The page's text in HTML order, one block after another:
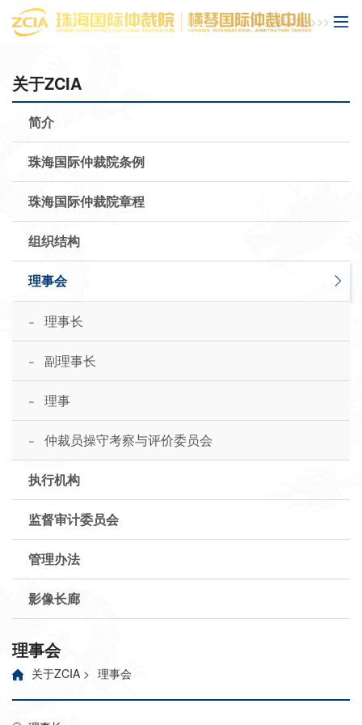
主页功能>>>
关于ZCIA
简介
珠海国际仲裁院条例
珠海国际仲裁院章程
组织结构
理事会
- 理事长
- 副理事长
- 理事
- 仲裁员操守考察与评价委员会
执行机构
监督审计委员会
管理办法
影像长廊
理事会
关于ZCIA > 理事会